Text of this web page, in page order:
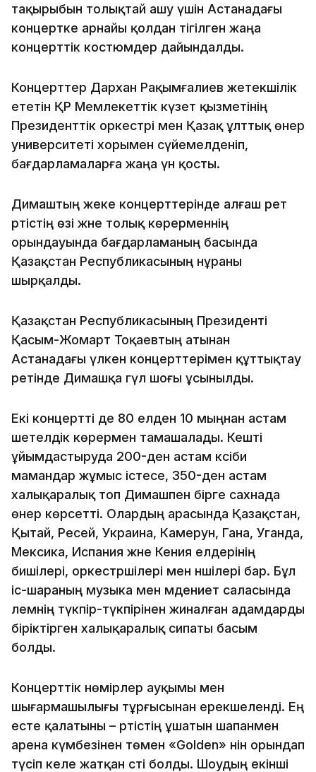
тақырыбын толықтай ашу үшін Астанадағы
концертке арнайы қолдан тігілген жаңа
концерттік костюмдер дайындалды.
Концерттер Дархан Рақымғалиев жетекшілік
ететін ҚР Мемлекеттік күзет қызметінің
Президенттік оркестрі мен Қазақ ұлттық өнер
университеті хорымен сүйемелденіп,
бағдарламаларға жаңа үн қосты.
Димаштың жеке концерттерінде алғаш рет
әртістің өзі және толық көрерменнің
орындауында бағдарламаның басында
Қазақстан Республикасының әнұраны
шырқалды.
Қазақстан Республикасының Президенті
Қасым-Жомарт Тоқаевтың атынан
Астанадағы үлкен концерттерімен құттықтау
ретінде Димашқа гүл шоғы ұсынылды.
Екі концертті де 80 елден 10 мыңнан астам
шетелдік көрермен тамашалады. Кешті
ұйымдастыруда 200-ден астам кәсіби
мамандар жұмыс істесе, 350-ден астам
халықаралық топ Димашпен бірге сахнада
өнер көрсетті. Олардың арасында Қазақстан,
Қытай, Ресей, Украина, Камерун, Гана, Уганда,
Мексика, Испания және Кения елдерінің
бишілері, оркестршілері мен әншілері бар. Бұл
іс-шараның музыка мен мәдениет саласында
әлемнің түкпір-түкпірінен жиналған адамдарды
біріктірген халықаралық сипаты басым
болды.
Концерттік нөмірлер ауқымы мен
шығармашылығы тұрғысынан ерекшеленді. Ең
есте қалатыны – әртістің ұшатын шапанмен
арена күмбезінен төмен «Golden» әнін орындап
түсіп келе жатқан сәті болды. Шоудың екінші